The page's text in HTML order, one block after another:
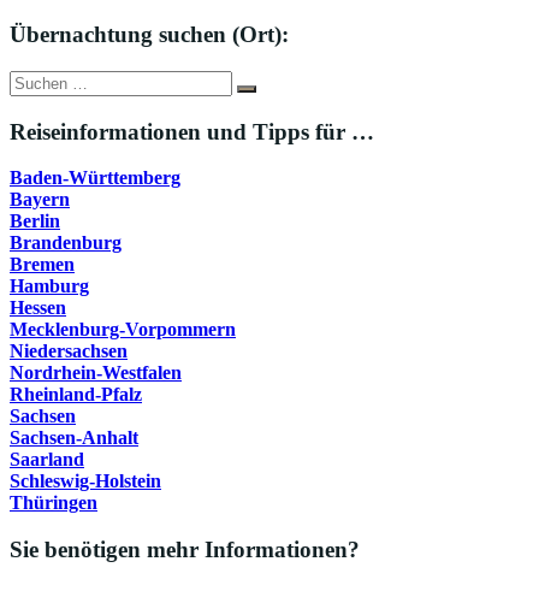
Übernachtung suchen (Ort):
Suche
nach:
Suchen
Reiseinformationen und Tipps für …
Baden-Württemberg
Bayern
Berlin
Brandenburg
Bremen
Hamburg
Hessen
Mecklenburg-Vorpommern
Niedersachsen
Nordrhein-Westfalen
Rheinland-Pfalz
Sachsen
Sachsen-Anhalt
Saarland
Schleswig-Holstein
Thüringen
Sie benötigen mehr Informationen?